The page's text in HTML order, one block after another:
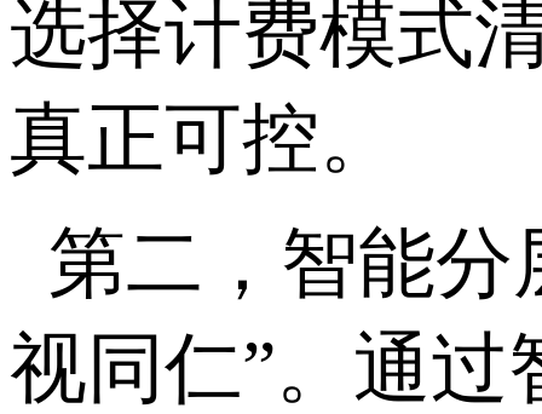
选择计费模式
真正可控。
第二，智能分
视同仁”。通